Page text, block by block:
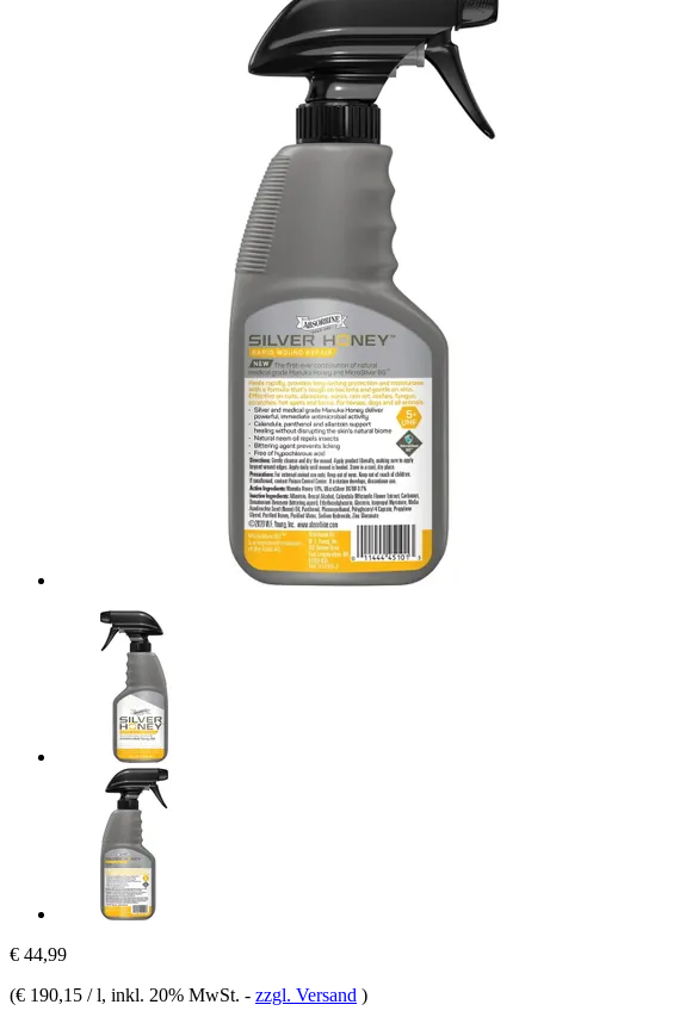
€ 44,99
(€ 190,15 / l, inkl. 20% MwSt. - zzgl. Versand )